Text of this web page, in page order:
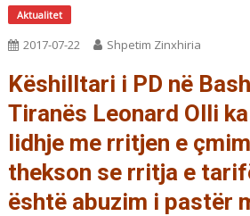
Aktualitet
2017-07-22 Shpetim Zinxhiria
Këshilltari i PD në
Tiranës Leonard Olli
lidhje me rritjen e
thekson se rritja e
është abuzim i pastër